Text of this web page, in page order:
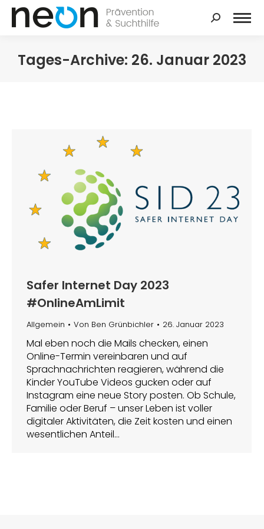
Search:
Tages-Archive: 26. Januar 2023
Safer Internet Day 2023
#OnlineAmLimit
Allgemein Von Ben Grünbichler 26. Januar 2023
Mal eben noch die Mails checken, einen
Online-Termin vereinbaren und auf
Sprachnachrichten reagieren, während die
Kinder YouTube Videos gucken oder auf
Instagram eine neue Story posten. Ob Schule,
Familie oder Beruf – unser Leben ist voller
digitaler Aktivitäten, die Zeit kosten und einen
wesentlichen Anteil…